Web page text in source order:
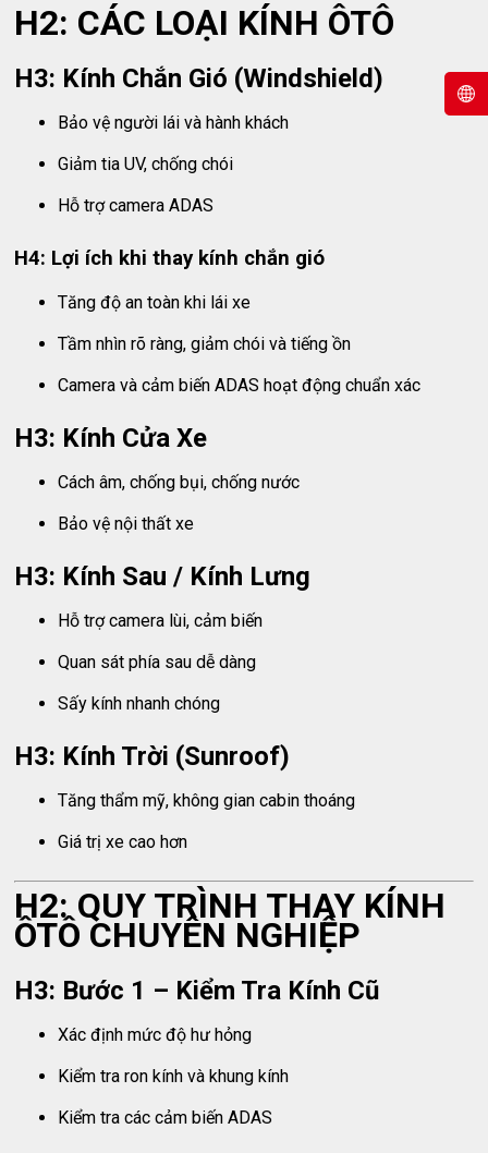
H2: CÁC LOẠI KÍNH ÔTÔ
H3: Kính Chắn Gió (Windshield)
Bảo vệ người lái và hành khách
Giảm tia UV, chống chói
Hỗ trợ camera ADAS
H4: Lợi ích khi thay kính chắn gió
Tăng độ an toàn khi lái xe
Tầm nhìn rõ ràng, giảm chói và tiếng ồn
Camera và cảm biến ADAS hoạt động chuẩn xác
H3: Kính Cửa Xe
Cách âm, chống bụi, chống nước
Bảo vệ nội thất xe
H3: Kính Sau / Kính Lưng
Hỗ trợ camera lùi, cảm biến
Quan sát phía sau dễ dàng
Sấy kính nhanh chóng
H3: Kính Trời (Sunroof)
Tăng thẩm mỹ, không gian cabin thoáng
Giá trị xe cao hơn
H2: QUY TRÌNH THAY KÍNH
ÔTÔ CHUYÊN NGHIỆP
H3: Bước 1 – Kiểm Tra Kính Cũ
Xác định mức độ hư hỏng
Kiểm tra ron kính và khung kính
Kiểm tra các cảm biến ADAS